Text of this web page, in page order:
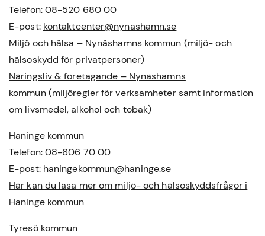
Telefon: 08-520 680 00
E-post: kontaktcenter@nynashamn.se
Miljö och hälsa – Nynäshamns kommun (miljö- och
hälsoskydd för privatpersoner)
Näringsliv & företagande – Nynäshamns
kommun(miljöregler för verksamheter samt information
om livsmedel, alkohol och tobak)
Haninge kommun
Telefon: 08-606 70 00
E-post: haningekommun@haninge.se
Här kan du läsa mer om miljö- och hälsoskyddsfrågor i
Haninge kommun
Tyresö kommun